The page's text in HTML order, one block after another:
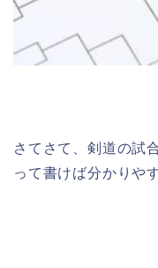
さてさて、剣道の試
って書けば分かりや